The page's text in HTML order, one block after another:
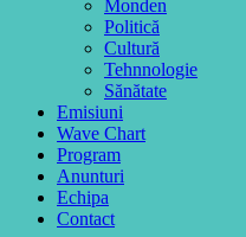
Monden
Politică
Cultură
Tehnnologie
Sănătate
Emisiuni
Wave Chart
Program
Anunturi
Echipa
Contact